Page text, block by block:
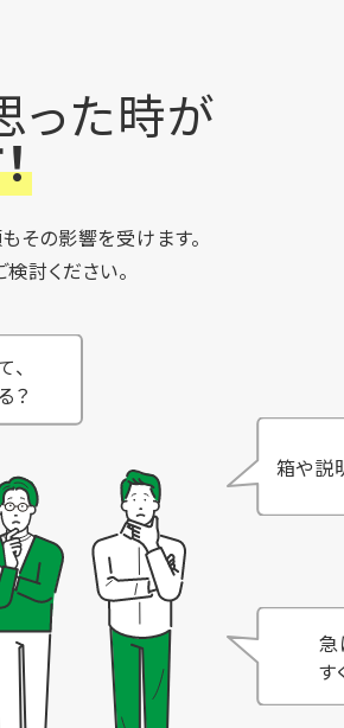
った時が
その影響を受けます。
討ください。
？
箱や説
急
す